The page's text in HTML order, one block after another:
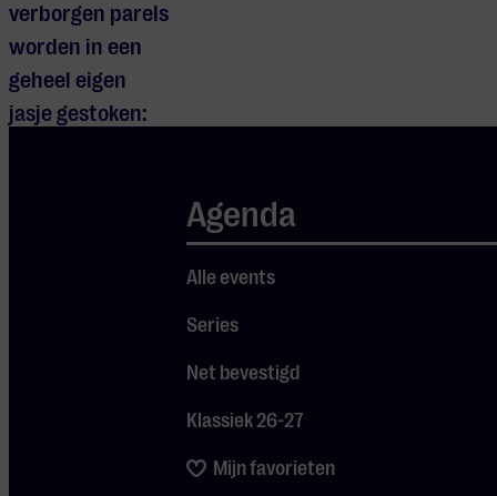
Agenda
Alle events
Series
Net bevestigd
Klassiek 26-27
Mijn favorieten
verborgen parels
worden in een
geheel eigen
jasje gestoken:
Je cookie instellingen